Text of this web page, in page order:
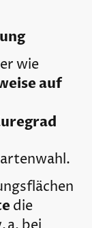
wie
auf
die